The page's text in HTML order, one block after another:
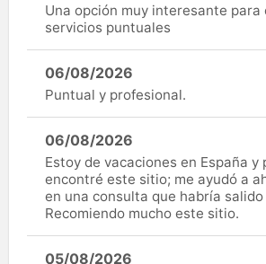
Una opción muy interesante
servicios puntuales
06/08/2026
Puntual y profesional.
06/08/2026
Estoy de vacaciones en España y
encontré este sitio; me ayudó a
en una consulta que habría salido
Recomiendo mucho este sitio.
05/08/2026